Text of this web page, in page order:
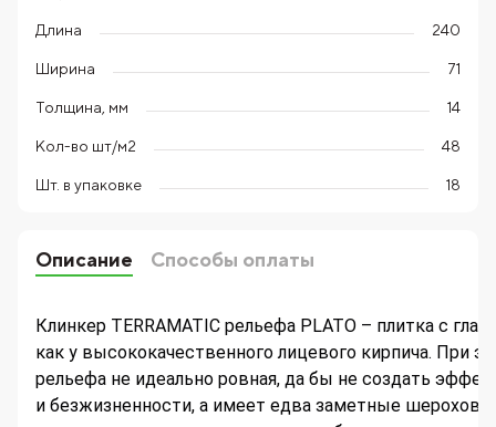
Длина 240
Ширина 71
Толщина, мм 14
Кол-во шт/м2 48
Шт. в упаковке 18
Описание Способы оплаты
Клинкер TERRAMATIC рельефа PLATO – плитка с
как у высококачественного лицевого кирпича. При
рельефа не идеально ровная, да бы не создать
и безжизненности, а имеет едва заметные